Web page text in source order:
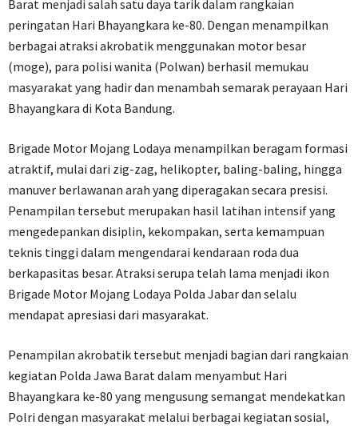
Barat menjadi salah satu daya tarik dalam rangkaian
peringatan Hari Bhayangkara ke-80. Dengan menampilkan
berbagai atraksi akrobatik menggunakan motor besar
(moge), para polisi wanita (Polwan) berhasil memukau
masyarakat yang hadir dan menambah semarak perayaan Hari
Bhayangkara di Kota Bandung.
Brigade Motor Mojang Lodaya menampilkan beragam formasi
atraktif, mulai dari zig-zag, helikopter, baling-baling, hingga
manuver berlawanan arah yang diperagakan secara presisi.
Penampilan tersebut merupakan hasil latihan intensif yang
mengedepankan disiplin, kekompakan, serta kemampuan
teknis tinggi dalam mengendarai kendaraan roda dua
berkapasitas besar. Atraksi serupa telah lama menjadi ikon
Brigade Motor Mojang Lodaya Polda Jabar dan selalu
mendapat apresiasi dari masyarakat.
Penampilan akrobatik tersebut menjadi bagian dari rangkaian
kegiatan Polda Jawa Barat dalam menyambut Hari
Bhayangkara ke-80 yang mengusung semangat mendekatkan
Polri dengan masyarakat melalui berbagai kegiatan sosial,